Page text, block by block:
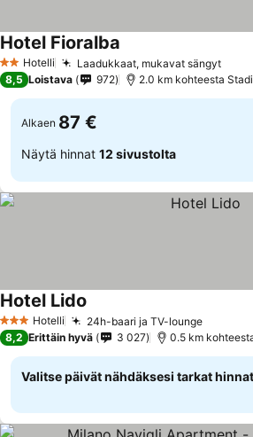
2 Tähtiluokitus
Hotelli Laadukkaat, mukavat sängyt
Hotel Fioralba
8,5 Loistava 972 2.0 km kohteesta
Alkaen 87 €
Näytä hinnat 12 sivustolta
3 Tähtiluokitus
Hotelli 24h-baari ja TV-lounge
Hotel Lido
8,2 Erittäin hyvä 3 027 0.5 km
Valitse päivät nähdäksesi tarkat hinnat